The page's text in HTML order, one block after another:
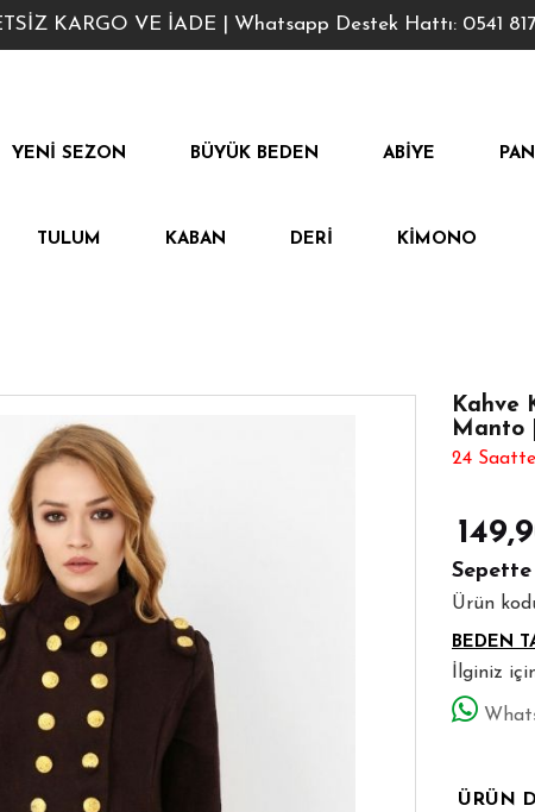
KARGO VE İADE | Whatsapp Destek Hattı: 0541
YENI SEZON BÜYÜK BEDEN ABIYE
TULUM KABAN DERI KIMONO
Kahve
Manto |
24
Sepette
Ürün
BEDEN
İlginiz
ÜRÜN